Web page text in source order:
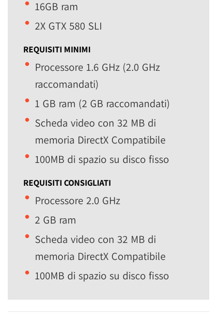
16GB ram
2X GTX 580 SLI
REQUISITI MINIMI
Processore 1.6 GHz (2.0 GHz
raccomandati)
1 GB ram (2 GB raccomandati)
Scheda video con 32 MB di
memoria DirectX Compatibile
100MB di spazio su disco fisso
REQUISITI CONSIGLIATI
Processore 2.0 GHz
2 GB ram
Scheda video con 32 MB di
memoria DirectX Compatibile
100MB di spazio su disco fisso